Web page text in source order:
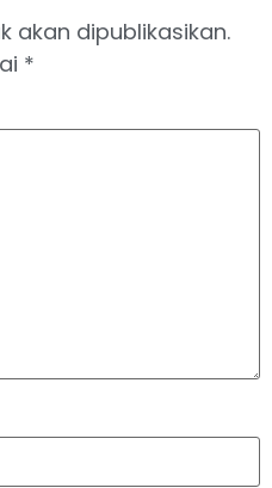
akan dipublikasikan.
*